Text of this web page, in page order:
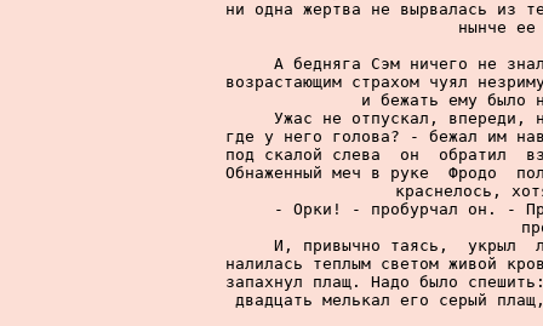
ни одна жертва не вырвалась из
нынче ее
А бедняга Сэм ничего не
возрастающим страхом чуял
и бежать ему было
Ужас не отпускал, впереди,
где у него голова? - бежал им
под скалой слева  он  обратил
Обнаженный меч в руке  Фродо
краснелось,
- Орки! - пробурчал он. -
И, привычно таясь,  укрыл
налилась теплым светом живой
запахнул плащ. Надо было
двадцать мелькал его серый